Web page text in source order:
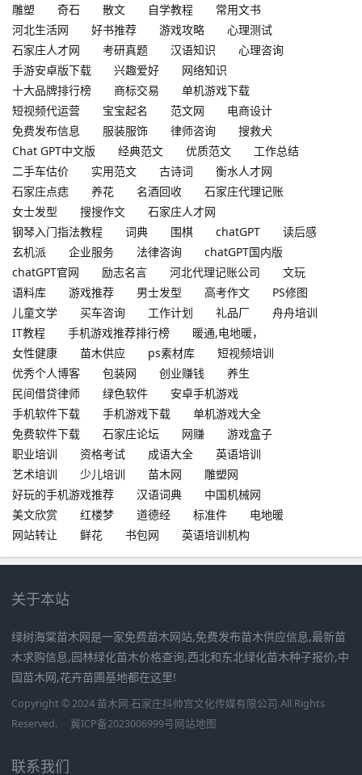
雕塑
奇石 散文 自学教程
常用文书
河北生活网
好书推荐 游戏攻略
心理测试
石家庄人才网
考研真题 汉语知识
心理咨询
手游安卓版下载
兴趣爱好
网络知识
十大品牌排行榜
商标交易
单机游戏下载
短视频代运营
宝宝起名 范文网
电商设计
免费发布信息
服装服饰 律师咨询
搜救犬
Chat GPT中文版
经典范文 优质范文
工作总结
二手车估价
实用范文 古诗词
衡水人才网
石家庄点痣
养花 名酒回收
石家庄代理记账
女士发型
搜搜作文
石家庄人才网
钢琴入门指法教程
词典 围棋 chatGPT
读后感
玄机派
企业服务 法律咨询
chatGPT国内版
chatGPT官网
励志名言 河北代理记账公司
文玩
语料库
游戏推荐 男士发型 高考作文
PS修图
儿童文学
买车咨询 工作计划 礼品厂
舟舟培训
IT教程
手机游戏推荐排行榜
暖通,电地暖，
女性健康
苗木供应 ps素材库
短视频培训
优秀个人博客
包装网 创业赚钱
养生
民间借贷律师
绿色软件
安卓手机游戏
手机软件下载
手机游戏下载
单机游戏大全
免费软件下载
石家庄论坛 网赚
游戏盒子
职业培训
资格考试 成语大全
英语培训
艺术培训
少儿培训 苗木网
雕塑网
好玩的手机游戏推荐
汉语词典
中国机械网
美文欣赏
红楼梦 道德经 标准件
电地暖
网站转让
鲜花 书包网 英语培训机构
关于本站
绿树海棠苗木网是一家免费苗木网站,免费发布苗木供应信息,最新苗
木求购信息,园林绿化苗木价格查询,西北和东北绿化苗木种子报价,中
国苗木网,花卉苗圃基地都在这里!
Copyright © 2024 苗木网 石家庄抖帅宫文化传媒有限公司 All Rights
Reserved.
冀ICP备2023006999号网站地图
联系我们